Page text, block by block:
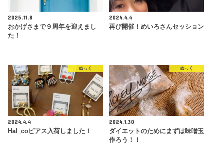
2025.11.8
おかげさまで９周年を迎えまし
た！
2024.4.4
再び開催！めいろさんセッション
ぬっく
2024.4.4
Hal_coピアス入荷しました！
ぬっく
2024.1.30
ダイエットのためにまずは味噌玉
作ろう！！